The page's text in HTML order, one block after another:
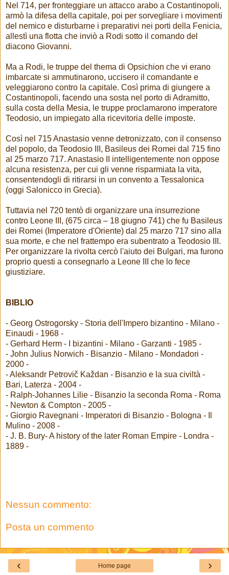
Nel 714, per fronteggiare un attacco arabo a Costantinopoli,
armò la difesa della capitale, poi per sorvegliare i movimenti
del nemico e disturbarne i preparativi nei porti della Fenicia,
allestì una flotta che inviò a Rodi sotto il comando del
diacono Giovanni.
Ma a Rodi, le truppe del thema di Opsichion che vi erano
imbarcate si ammutinarono, uccisero il comandante e
veleggiarono contro la capitale. Così prima di giungere a
Costantinopoli, facendo una sosta nel porto di Adramitto,
sulla costa della Mesia, le truppe proclamarono imperatore
Teodosio, un impiegato alla ricevitoria delle imposte.
Così nel 715 Anastasio venne detronizzato, con il consenso
del popolo, da Teodosio III, Basileus dei Romei dal 715 fino
al 25 marzo 717. Anastasio II intelligentemente non oppose
alcuna resistenza, per cui gli venne risparmiata la vita,
consentendogli di ritirarsi in un convento a Tessalonica
(oggi Salonicco in Grecia).
Tuttavia nel 720 tentò di organizzare una insurrezione
contro Leone III, (675 circa – 18 giugno 741) che fu Basileus
dei Romei (Imperatore d'Oriente) dal 25 marzo 717 sino alla
sua morte, e che nel frattempo era subentrato a Teodosio III.
Per organizzare la rivolta cercò l'aiuto dei Bulgari, ma furono
proprio questi a consegnarlo a Leone III che lo fece
giustiziare.
BIBLIO
- Georg Ostrogorsky - Storia dell'Impero bizantino - Milano -
Einaudi - 1968 -
- Gerhard Herm - I bizantini - Milano - Garzanti - 1985 -
- John Julius Norwich - Bisanzio - Milano - Mondadori -
2000 -
- Aleksandr Petrovič Každan - Bisanzio e la sua civiltà -
Bari, Laterza - 2004 -
- Ralph-Johannes Lilie - Bisanzio la seconda Roma - Roma
- Newton & Compton - 2005 -
- Giorgio Ravegnani - Imperatori di Bisanzio - Bologna - Il
Mulino - 2008 -
- J. B. Bury- A history of the later Roman Empire - Londra -
1889 -
Nessun commento:
Posta un commento
‹ ›
Home page